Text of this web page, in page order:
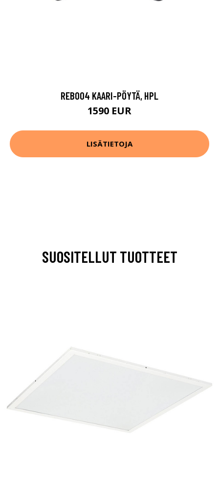
REB004 KAARI-PÖYTÄ, HPL
1590 EUR
LISÄTIETOJA
SUOSITELLUT TUOTTEET